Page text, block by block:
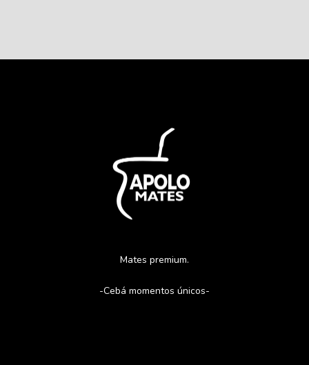
Mates premium.
-Cebá momentos únicos-